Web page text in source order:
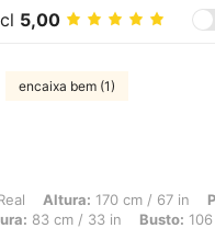
5,00
encaixa bem (1)
170 cm / 67 in, Peso: 73
Altura: 170 cm / 67 in
83 cm / 33 in Busto: